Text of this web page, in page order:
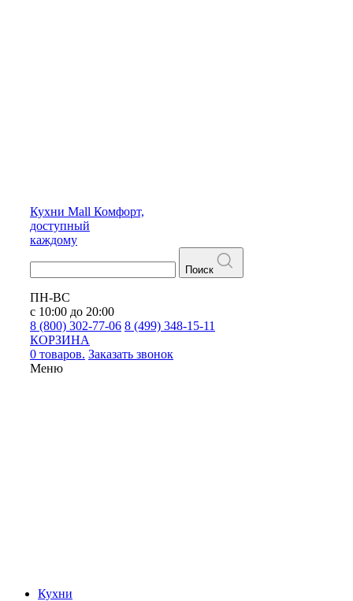
Кухни Mall Комфорт,
доступный
каждому
Поиск
ПН-ВС
с 10:00 до 20:00
8 (800) 302-77-06 8 (499) 348-15-11
КОРЗИНА
0 товаров. Заказать звонок
Меню
Кухни